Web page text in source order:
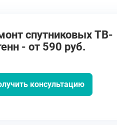
спутниковых ТВ-
- от 590 руб.
консультацию